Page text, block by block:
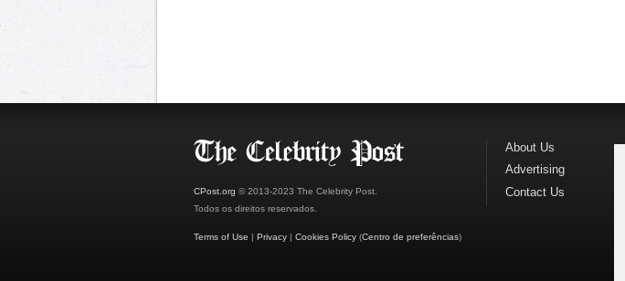
CPost.org © 2013-2023 The Celebrity Post.
Todos os direitos reservados.
Terms of Use | Privacy | Cookies Policy (Centro de preferências)
About Us
Advertising
Contact Us